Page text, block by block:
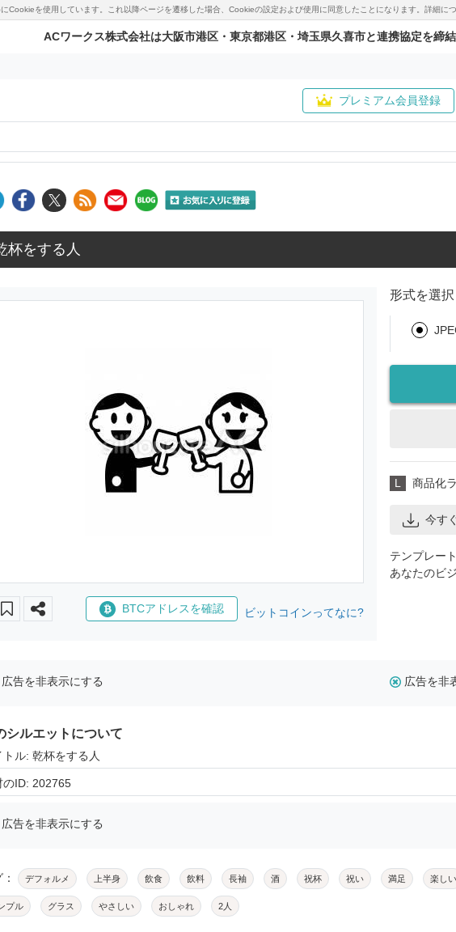
Cookieを使用しています。これ以降ページを遷移した場合、Cookieの設定および使用に同意したことになります。詳細に
ACワークス株式会社は大阪市港区・東京都港区・埼玉県久喜市と連携協定を締
プレミアム会員登録
杯をする人
BTCアドレスを確認 ビットコインってなに?
形式を選
L 商品化
今す
テンプレー
あなたのビ
広告を非表示にする 広告を非
シルエットについて
トル: 乾杯をする人
のID: 202765
広告を非表示にする
デフォルメ 上半身 飲食 飲料 長袖 酒 祝杯 祝い 満足 楽しい
プル グラス やさしい おしゃれ 2人